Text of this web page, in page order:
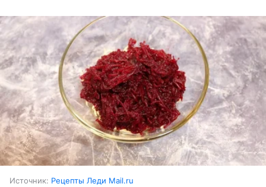
Источник: Рецепты Леди Mail.ru